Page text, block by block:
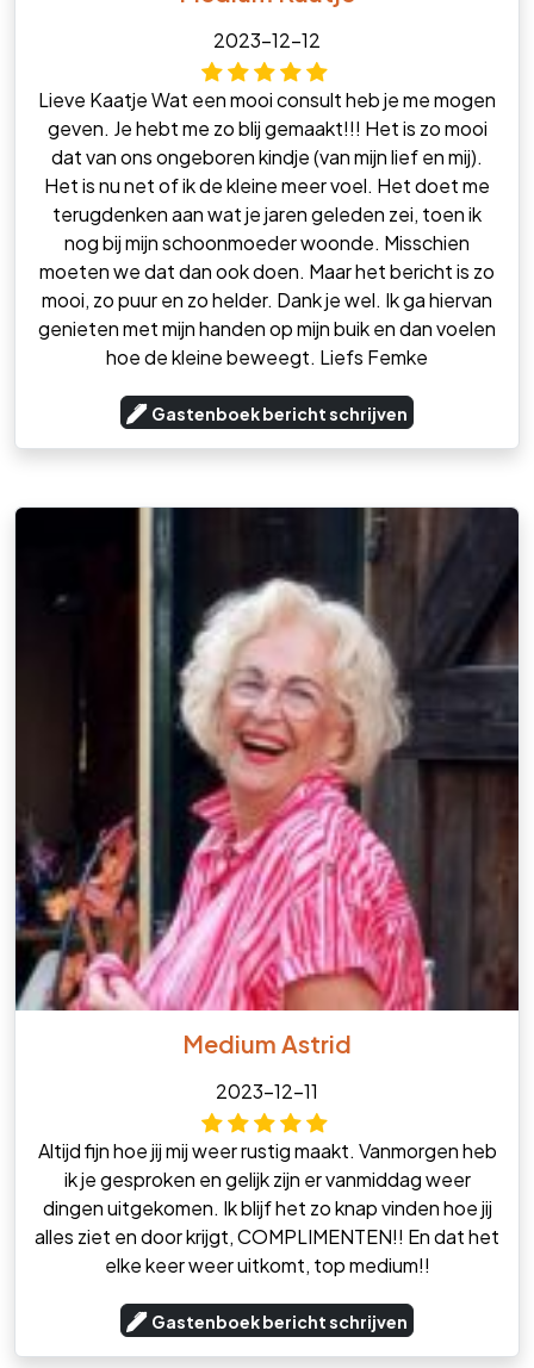
2023-12-12
Lieve Kaatje Wat een mooi consult heb je me mogen
geven. Je hebt me zo blij gemaakt!!! Het is zo mooi
dat van ons ongeboren kindje (van mijn lief en mij).
Het is nu net of ik de kleine meer voel. Het doet me
terugdenken aan wat je jaren geleden zei, toen ik
nog bij mijn schoonmoeder woonde. Misschien
moeten we dat dan ook doen. Maar het bericht is zo
mooi, zo puur en zo helder. Dank je wel. Ik ga hiervan
genieten met mijn handen op mijn buik en dan voelen
hoe de kleine beweegt. Liefs Femke
Gastenboek bericht schrijven
Medium Astrid
2023-12-11
Altijd fijn hoe jij mij weer rustig maakt. Vanmorgen heb
ik je gesproken en gelijk zijn er vanmiddag weer
dingen uitgekomen. Ik blijf het zo knap vinden hoe jij
alles ziet en door krijgt, COMPLIMENTEN!! En dat het
elke keer weer uitkomt, top medium!!
Gastenboek bericht schrijven